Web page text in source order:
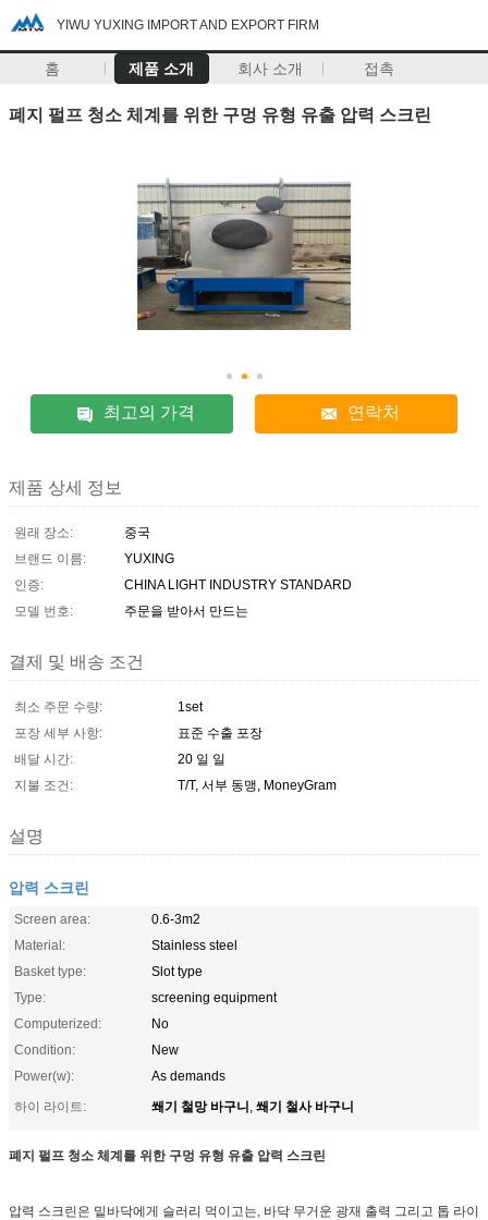
YIWU YUXING IMPORT AND EXPORT FIRM
홈 제품 소개 회사 소개 접촉
폐지 펄프 청소 체계를 위한 구멍 유형 유출 압력 스크린
최고의 가격 연락처
제품 상세 정보
원래 장소:
중국
브랜드 이름:
YUXING
인증:
CHINA LIGHT INDUSTRY STANDARD
모델 번호:
주문을 받아서 만드는
결제 및 배송 조건
최소 주문 수량:
1set
포장 세부 사항:
표준 수출 포장
배달 시간:
20 일 일
지불 조건:
T/T, 서부 동맹, MoneyGram
설명
압력 스크린
Screen area:
0.6-3m2
Material:
Stainless steel
Basket type:
Slot type
Type:
screening equipment
Computerized:
No
Condition:
New
Power(w):
As demands
하이 라이트:
쐐기 철망 바구니, 쐐기 철사 바구니
폐지 펄프 청소 체계를 위한 구멍 유형 유출 압력 스크린
압력 스크린은 밑바닥에게 슬러리 먹이고는, 바닥 무거운 광재 출력 그리고 톱 라이